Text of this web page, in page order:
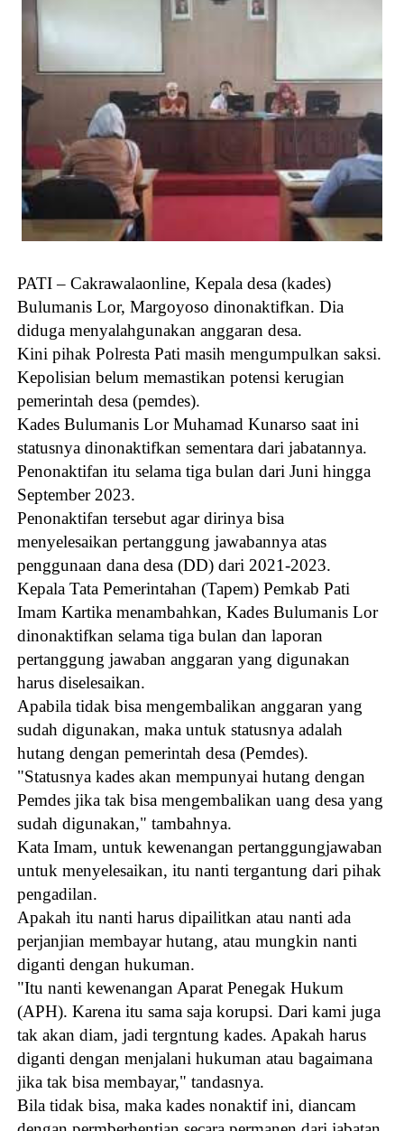
PATI – Cakrawalaonline, Kepala desa (kades)
Bulumanis Lor, Margoyoso dinonaktifkan. Dia
diduga menyalahgunakan anggaran desa.
Kini pihak Polresta Pati masih mengumpulkan saksi.
Kepolisian belum memastikan potensi kerugian
pemerintah desa (pemdes).
Kades Bulumanis Lor Muhamad Kunarso saat ini
statusnya dinonaktifkan sementara dari jabatannya.
Penonaktifan itu selama tiga bulan dari Juni hingga
September 2023.
Penonaktifan tersebut agar dirinya bisa
menyelesaikan pertanggung jawabannya atas
penggunaan dana desa (DD) dari 2021-2023.
Kepala Tata Pemerintahan (Tapem) Pemkab Pati
Imam Kartika menambahkan, Kades Bulumanis Lor
dinonaktifkan selama tiga bulan dan laporan
pertanggung jawaban anggaran yang digunakan
harus diselesaikan.
Apabila tidak bisa mengembalikan anggaran yang
sudah digunakan, maka untuk statusnya adalah
hutang dengan pemerintah desa (Pemdes).
"Statusnya kades akan mempunyai hutang dengan
Pemdes jika tak bisa mengembalikan uang desa yang
sudah digunakan," tambahnya.
Kata Imam, untuk kewenangan pertanggungjawaban
untuk menyelesaikan, itu nanti tergantung dari pihak
pengadilan.
Apakah itu nanti harus dipailitkan atau nanti ada
perjanjian membayar hutang, atau mungkin nanti
diganti dengan hukuman.
"Itu nanti kewenangan Aparat Penegak Hukum
(APH). Karena itu sama saja korupsi. Dari kami juga
tak akan diam, jadi tergntung kades. Apakah harus
diganti dengan menjalani hukuman atau bagaimana
jika tak bisa membayar," tandasnya.
Bila tidak bisa, maka kades nonaktif ini, diancam